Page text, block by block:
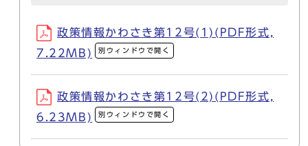
政策情報かわさき第12号(1)(PDF形式,
7.22MB)
別ウィンドウで開く
政策情報かわさき第12号(2)(PDF形式,
6.23MB)
別ウィンドウで開く